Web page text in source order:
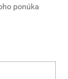
ponúka